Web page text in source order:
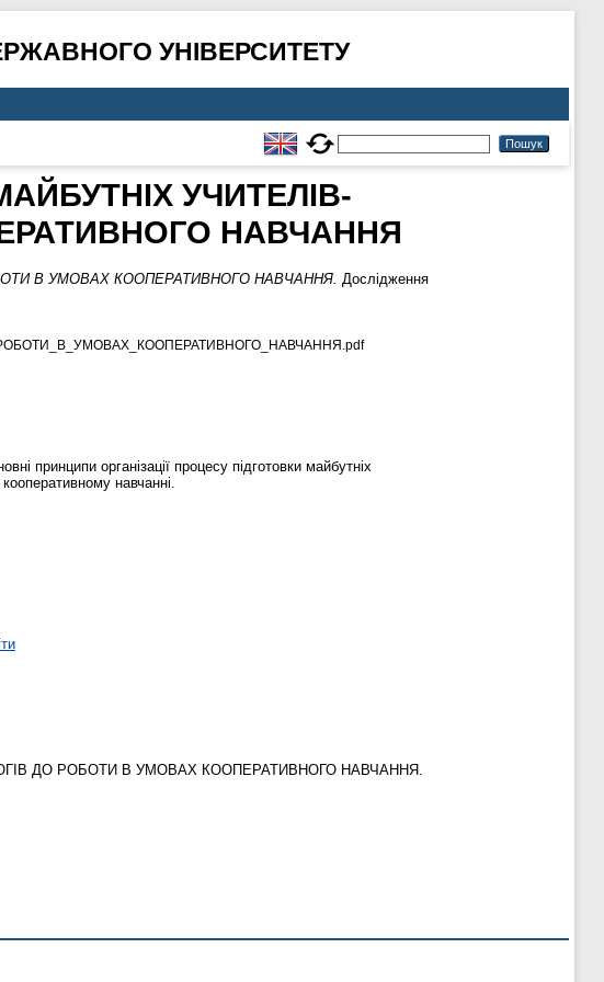
УНІВЕРСИТЕТУ
УЧИТЕЛІВ-
НАВЧАННЯ
В УМОВАХ КООПЕРАТИВНОГО НАВЧАННЯ. Дослідження
принципи організації процесу підготовки майбутніх
навчанні.
ДО РОБОТИ В УМОВАХ КООПЕРАТИВНОГО НАВЧАННЯ.